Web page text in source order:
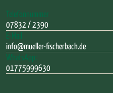
Telefonnummer
07832 / 2390
E-Mail
info@mueller-fischerbach.de
WhatsApp:
01775999630